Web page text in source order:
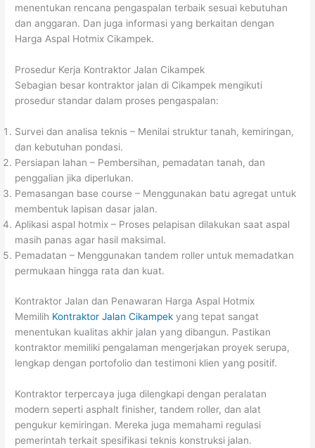
menentukan rencana pengaspalan terbaik sesuai kebutuhan
dan anggaran. Dan juga informasi yang berkaitan dengan
Harga Aspal Hotmix Cikampek.
Prosedur Kerja Kontraktor Jalan Cikampek
Sebagian besar kontraktor jalan di Cikampek mengikuti
prosedur standar dalam proses pengaspalan:
Survei dan analisa teknis – Menilai struktur tanah, kemiringan,
dan kebutuhan pondasi.
Persiapan lahan – Pembersihan, pemadatan tanah, dan
penggalian jika diperlukan.
Pemasangan base course – Menggunakan batu agregat untuk
membentuk lapisan dasar jalan.
Aplikasi aspal hotmix – Proses pelapisan dilakukan saat aspal
masih panas agar hasil maksimal.
Pemadatan – Menggunakan tandem roller untuk memadatkan
permukaan hingga rata dan kuat.
Kontraktor Jalan dan Penawaran Harga Aspal Hotmix
Memilih Kontraktor Jalan Cikampek yang tepat sangat
menentukan kualitas akhir jalan yang dibangun. Pastikan
kontraktor memiliki pengalaman mengerjakan proyek serupa,
lengkap dengan portofolio dan testimoni klien yang positif.
Kontraktor terpercaya juga dilengkapi dengan peralatan
modern seperti asphalt finisher, tandem roller, dan alat
pengukur kemiringan. Mereka juga memahami regulasi
pemerintah terkait spesifikasi teknis konstruksi jalan.